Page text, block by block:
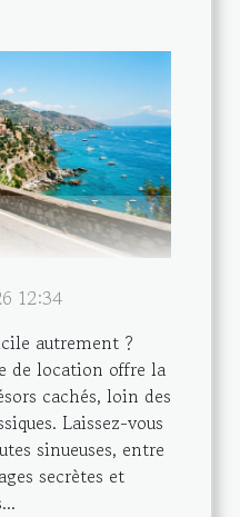
12:34
autrement ?
de location offre la
cachés, loin des
Laissez-vous
sinueuses, entre
secrètes et